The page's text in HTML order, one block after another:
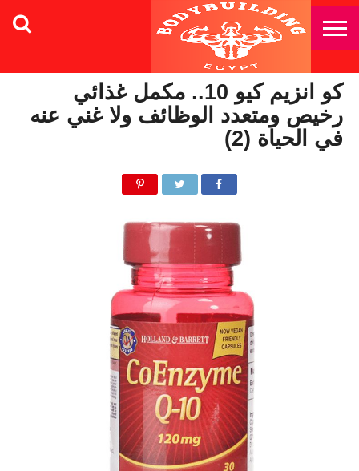
كو انزيم كيو 10.. مكمل غذائي
رخيص ومتعدد الوظائف ولا غني عنه
في الحياة (2)